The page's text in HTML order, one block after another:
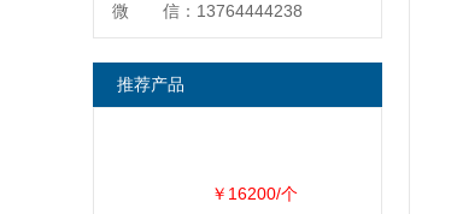
微 信：13764444238
推荐产品
￥16200/个